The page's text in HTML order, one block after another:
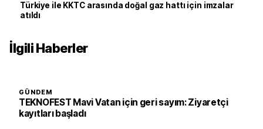
Türkiye ile KKTC arasında doğal gaz hattı için imzalar
atıldı
İlgili Haberler
GÜNDEM
TEKNOFEST Mavi Vatan için geri sayım: Ziyaretçi
kayıtları başladı